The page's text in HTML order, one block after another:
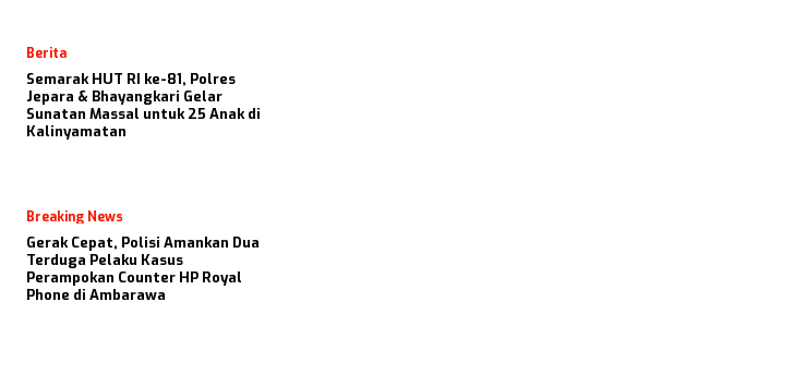
Berita
Semarak HUT RI ke-81, Polres
Jepara & Bhayangkari Gelar
Sunatan Massal untuk 25 Anak di
Kalinyamatan
Breaking News
Gerak Cepat, Polisi Amankan Dua
Terduga Pelaku Kasus
Perampokan Counter HP Royal
Phone di Ambarawa